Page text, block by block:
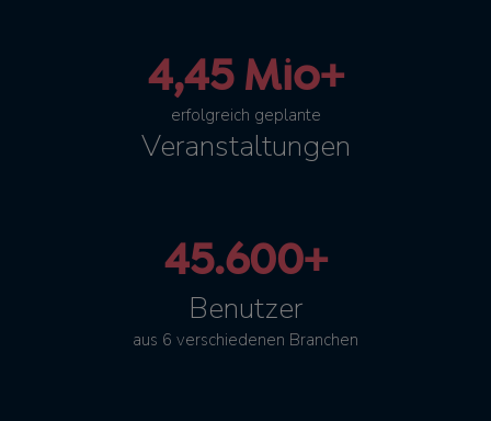
4,45 Mio+
erfolgreich geplante
Veranstaltungen
45.600+
Benutzer
aus 6 verschiedenen Branchen